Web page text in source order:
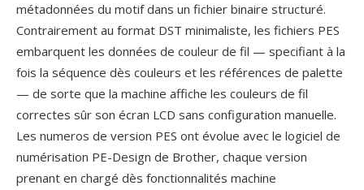
métadonnées du motif dans un fichier binaire structuré.
Contrairement au format DST minimaliste, les fichiers PES
embarquent les données de couleur de fil — specifiant à la
fois la séquence dès couleurs et les références de palette
— de sorte que la machine affiche les couleurs de fil
correctes sûr son écran LCD sans configuration manuelle.
Les numeros de version PES ont évolue avec le logiciel de
numérisation PE-Design de Brother, chaque version
prenant en chargé dès fonctionnalités machine